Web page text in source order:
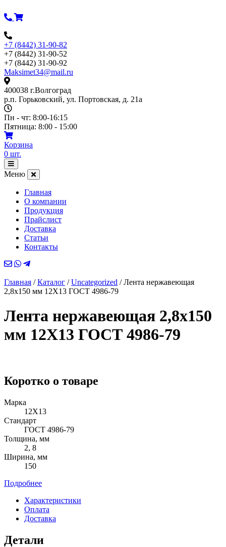
к
+7 (8442) 31-90-82
+7 (8442) 31-90-52
+7 (8442) 31-90-92
Maksimet34@mail.ru
400038 г.Волгоград
р.п. Горьковский, ул. Портовская, д. 21а
Пн - чт: 8:00-16:15
Пятница: 8:00 - 15:00
Корзина
0 шт.
Открыть
меню
Меню
Главная
О компании
Продукция
Прайслист
Доставка
Статьи
Контакты
Главная /Каталог /Uncategorized /Лента нержавеющая
2,8х150 мм 12Х13 ГОСТ 4986-79
Лента нержавеющая 2,8х150
мм 12Х13 ГОСТ 4986-79
Коротко о товаре
Марка
12Х13
Стандарт
ГОСТ 4986-79
Толщина, мм
2, 8
Ширина, мм
150
Подробнее
Характеристики
Оплата
Доставка
Детали